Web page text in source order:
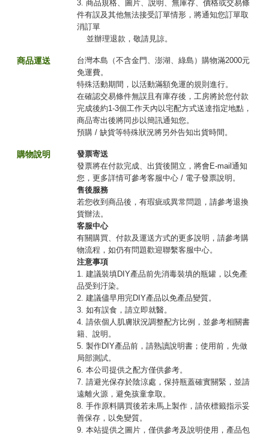
3. 商品規格、圖片、說明、無庫存、價格或交易條
件有誤及其他無法接受訂單情形，將通知您訂單取
消訂單
並辦理退款，敬請見諒。
商品運送
台灣本島（不含金門、澎湖、綠島）購物滿2000元
免運費。
特殊活動期間，以活動滿額免運的規則進行。
在確認交易條件無誤且有庫存後，工房將於您付款
完成後約1-3個工作天內以宅配方式送達指定地點，
商品寄出後將同步以簡訊通知您。
預購 / 缺貨等特殊狀況將另外告知出貨時間。
購物說明
發票寄送
發票將在付款完成、出貨後開立，將會E-mail通知
您，更多詳情可參考客服中心 / 電子發票說明。
售後服務
若您收到商品後，有瑕疵或異常問題，請參考退換
貨辦法。
客服中心
有關購買、付款及運送方式的更多說明，請參考購
物流程，如仍有問題歡迎聯繫客服中心。
注意事項
1. 建議裝填DIY產品前先消毒裝填的瓶罐，以免產
品受到汙染。
2. 建議儘早用完DIY產品以免產品變質。
3. 如有誤食，請立即就醫。
4. 請依個人肌膚狀況調整配方比例，並參考相關書
籍、說明。
5. 製作DIY產品前，請熟讀說明書；使用前，先做
局部測試。
6. 本公司提供之配方僅供參考。
7. 請避光保存於陰涼處，保持瓶蓋確實關緊，並請
遠離火源，避免孩童拿取。
8. 手作原料購買後若未馬上製作，請依標籤指示妥
善保存，以免變質。
9. 本站提供之圖片，僅供參考及說明使用，產品包